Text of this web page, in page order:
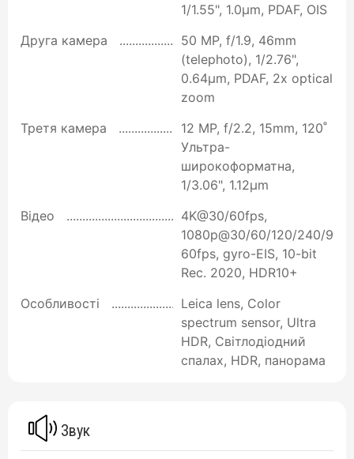
1/1.55", 1.0µm, PDAF, OIS
Друга камера
50 MP, f/1.9, 46mm
(telephoto), 1/2.76",
0.64µm, PDAF, 2x optical
zoom
Третя камера
12 MP, f/2.2, 15mm, 120˚
Ультра-
широкоформатна,
1/3.06", 1.12µm
Відео
4K@30/60fps,
1080p@30/60/120/240/9
60fps, gyro-EIS, 10-bit
Rec. 2020, HDR10+
Особливості
Leica lens, Color
spectrum sensor, Ultra
HDR, Світлодіодний
спалах, HDR, панорама
Звук